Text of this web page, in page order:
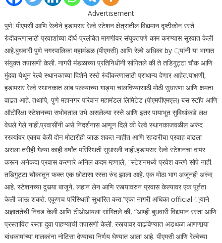
Advertisement
पुणे: पीएमसी आणि रेल्वेने हडापसर रेल्वे स्टेशन क्षेत्रातील विद्यमान दृष्टीकोन रस्ते
रुंदीकरणासाठी प्रवाशांच्या दीर्घ-प्रलंबित मागणीवर संयुक्तपणे काम करण्यास सुरवात केली
आहे.बुधवारी पुणे नगरपालिका महामंडळ (पीएमसी) आणि रेल्वे अधिका by ्यांनी या भागात
संयुक्त तपासणी केली. नागरी मंडळाच्या प्रतिनिधींनी सांगितले की ते तडिगुट्टा चौक आणि
मुंदवा येथून रेल्वे स्थानकाच्या दिशेने रस्ते रुंदीकरणासाठी प्राधान्य देणार आहेत.याक्षणी,
हडापसर रेल्वे स्थानकात लांब पल्ल्याच्या गाड्या चालविण्यासाठी मोठी सुधारणा आणि क्षमता
वाढत आहे. तथापि, पुणे महानगर परिवान महामंडल लिमिटेड (पीएमपीएमएल) बस स्टॉप आणि
ऑटोरिक्षा स्टेशनच्या सभोवताल उभे असलेल्या रस्ते आणि इतर पायाभूत सुविधांकडे लक्ष
वेधले गेले नाही.प्रवासींनी असे निदर्शनास आणून दिले की रेल्वे स्थानकाजवळील अरुंद
रस्त्यांवर एकाच वेळी दोन मोटारीही जाऊ शकत नाहीत आणि रहदारीचा प्रवाह वाढला
असला तरीही गेल्या काही वर्षांत परिस्थिती सुधारली नाही.हडापसर रेल्वे स्टेशनचा वापर
करून अनेकदा प्रवास करणारे अनिल कदम म्हणाले, “स्टेशनमध्ये प्रवेश करणे सोपे नाही.
तडिगुट्टा चौकातून फक्त एक छोटासा रस्ता रुंद झाला आहे. एक मोठा भाग अजूनही अरुंद
आहे. स्टेशनच्या दुसर्‍या बाजूने, लहान लेन आणि रस्त्यावरुन प्रवास केल्यावर एक पूर्तता
केली जाऊ शकते. एकूणच परिस्थिती सुधारित करा.“एका नागरी अधिका official ्याने
अज्ञाततेची निवड केली आणि टीओआयला सांगितले की, “आम्ही बुधवारी विद्यमान रस्ता आणि
प्रस्तावित रस्ता दुवा पाहण्याची तपासणी केली. रस्त्यावर वाढविण्यात अडथळा आणणार्‍या
बांधकामांच्या मालकांना नोटिसा देण्याचा निर्णय घेण्यात आला आहे. पीएमसी आणि रेल्वेच्या